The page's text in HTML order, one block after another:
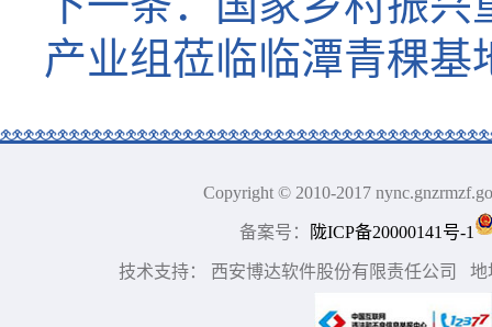
产业组莅临临潭青稞基
Copyright © 2010-2017
备案号： 陇ICP备20000141号-1
技术支持： 西安博达软件股份有限责任公司 地